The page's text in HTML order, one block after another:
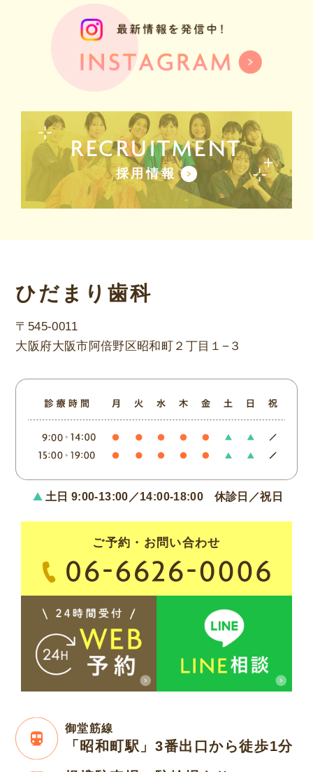
RECRUITMENT
採用情報
ひだまり歯科
〒545-0011
大阪府大阪市阿倍野区昭和町２丁目１−３
土日 9:00-13:00／14:00-18:00 休診日／祝日
御堂筋線
「昭和町駅」3番出口から徒歩1分
ご予約・お問い合わせ